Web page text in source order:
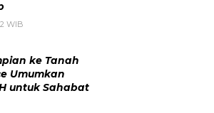
WIB
ke Tanah
Umumkan
untuk Sahabat